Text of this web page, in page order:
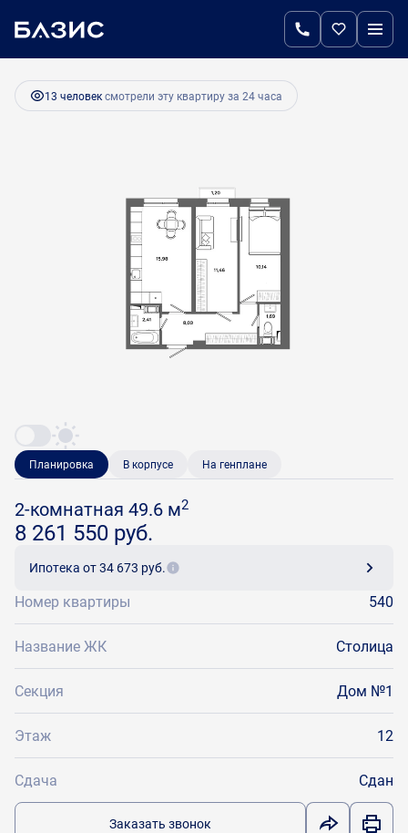
2-комнатная 8 261 550 руб.
Ипотекаот 34 673 руб.
13 человексмотрели эту квартиру за 24 часа
Планировка В корпусе На генплане
2-комнатная 49.6 м2
8 261 550 руб.
Ипотека от 34 673 руб.
Номер квартиры 540
Название ЖК Столица
Секция Дом №1
Этаж 12
Сдача Сдан
Заказать звонок